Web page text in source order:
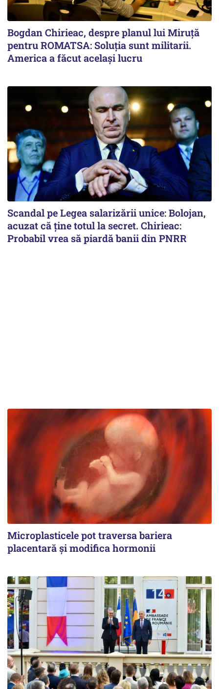
Bogdan Chirieac, despre planul lui Miruță
pentru ROMATSA: Soluția sunt militarii.
America a făcut același lucru
Scandal pe Legea salarizării unice: Bolojan,
acuzat că ține totul la secret. Chirieac:
Probabil vrea să piardă banii din PNRR
Microplasticele pot traversa bariera
placentară și modifica hormonii